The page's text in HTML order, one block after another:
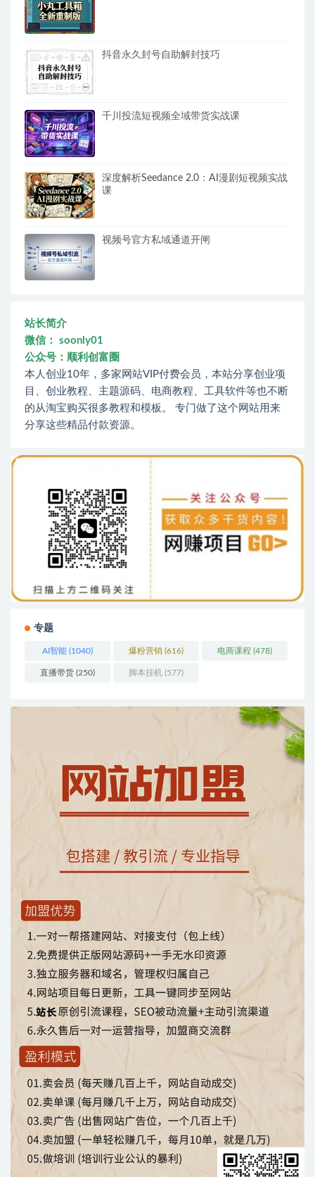
抖音永久封号自助解封技巧
千川投流短视频全域带货实战课
深度解析Seedance 2.0：AI漫剧短视频实战
课
视频号官方私域通道开闸
站长简介
微信： soonly01
公众号：顺利创富圈
本人创业10年，多家网站VIP付费会员，本站分享创业项
目、创业教程、主题源码、电商教程、工具软件等也不断
的从淘宝购买很多教程和模板。 专门做了这个网站用来
分享这些精品付款资源。
专题
AI智能 (1040) 爆粉营销 (616) 电商课程 (478)
直播带货 (250) 脚本挂机 (577)